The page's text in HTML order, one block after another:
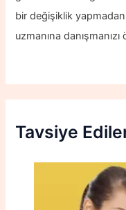
bir değişiklik
uzmanına danışmanızı
Tavsiye